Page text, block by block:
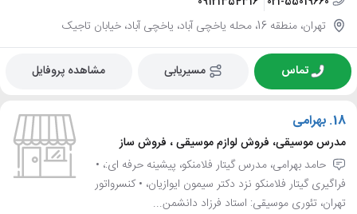
تهران، منطقه 16، محله یاخچی آباد، یاخچی آباد، خیابان تاجیک
تماس مسیریابی مشاهده پروفایل
18. بهرامی
مدرس موسیقی، فروش لوازم موسیقی ، فروش ساز
حامد بهرامی، مدرس گیتار فلامنکو، پیشینه حرفه ای:، •
فراگیری گیتار فلامنکو نزد دکتر سیمون ایوازیان، • کنسرواتور
تهران، تئوری موسیقی: استاد فرزاد دانشمن...